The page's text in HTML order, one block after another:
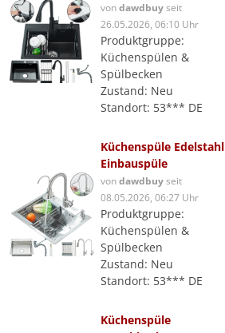
vondawdbuyseit
26.05.2026, 06:10 Uhr
Produktgruppe:
Küchenspülen &
Spülbecken
Zustand: Neu
Standort: 53*** DE
Küchenspüle Edelstahl
Einbauspüle
vondawdbuyseit
08.05.2026, 06:27 Uhr
Produktgruppe:
Küchenspülen &
Spülbecken
Zustand: Neu
Standort: 53*** DE
Küchenspüle